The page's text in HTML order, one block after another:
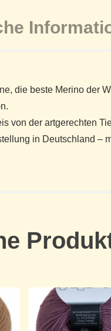
die beste Merino der
von der artgerechten
in Deutschland –